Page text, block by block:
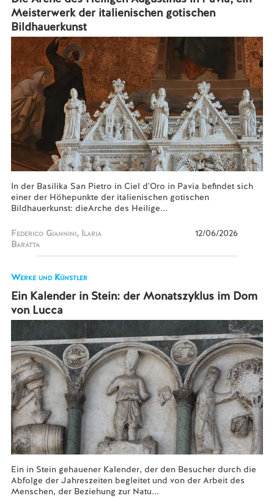
Meisterwerk der italienischen gotischen
Bildhauerkunst
In der Basilika San Pietro in Ciel d'Oro in Pavia befindet sich
einer der Höhepunkte der italienischen gotischen
Bildhauerkunst: dieArche des Heilige...
Federico Giannini, Ilaria
Baratta
12/06/2026
Werke und Künstler
Ein Kalender in Stein: der Monatszyklus im Dom
von Lucca
Ein in Stein gehauener Kalender, der den Besucher durch die
Abfolge der Jahreszeiten begleitet und von der Arbeit des
Menschen, der Beziehung zur Natu...